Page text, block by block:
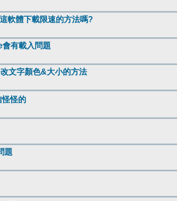
軟體下載限速的方法嗎?
有載入問題
文字顏色&大小的方法
怪怪的
題